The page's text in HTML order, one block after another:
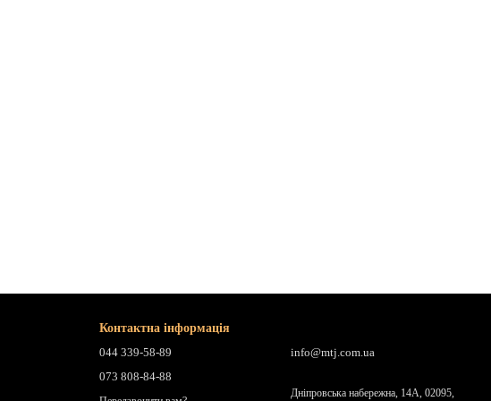
Контактна інформація
044 339-58-89
073 808-84-88
info@mtj.com.ua
Дніпровська набережна, 14А, 02095,